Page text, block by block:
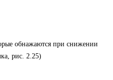
обнажаются при снижении
рис. 2.25)